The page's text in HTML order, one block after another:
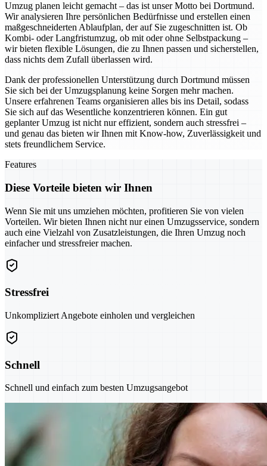
Umzug planen leicht gemacht – das ist unser Motto bei Dortmund.
Wir analysieren Ihre persönlichen Bedürfnisse und erstellen einen
maßgeschneiderten Ablaufplan, der auf Sie zugeschnitten ist. Ob
Kombi- oder Langfristumzug, ob mit oder ohne Selbstpackung –
wir bieten flexible Lösungen, die zu Ihnen passen und sicherstellen,
dass nichts dem Zufall überlassen wird.
Dank der professionellen Unterstützung durch Dortmund müssen
Sie sich bei der Umzugsplanung keine Sorgen mehr machen.
Unsere erfahrenen Teams organisieren alles bis ins Detail, sodass
Sie sich auf das Wesentliche konzentrieren können. Ein gut
geplanter Umzug ist nicht nur effizient, sondern auch stressfrei –
und genau das bieten wir Ihnen mit Know-how, Zuverlässigkeit und
stets freundlichem Service.
Features
Diese Vorteile bieten wir Ihnen
Wenn Sie mit uns umziehen möchten, profitieren Sie von vielen
Vorteilen. Wir bieten Ihnen nicht nur einen Umzugsservice, sondern
auch eine Vielzahl von Zusatzleistungen, die Ihren Umzug noch
einfacher und stressfreier machen.
Stressfrei
Unkompliziert Angebote einholen und vergleichen
Schnell
Schnell und einfach zum besten Umzugsangebot